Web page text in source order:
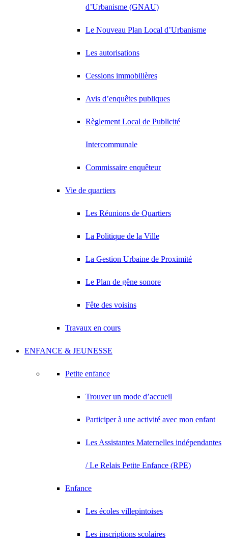
d’Urbanisme (GNAU)
Le Nouveau Plan Local d’Urbanisme
Les autorisations
Cessions immobilières
Avis d’enquêtes publiques
Règlement Local de Publicité
Intercommunale
Commissaire enquêteur
Vie de quartiers
Les Réunions de Quartiers
La Politique de la Ville
La Gestion Urbaine de Proximité
Le Plan de gêne sonore
Fête des voisins
Travaux en cours
ENFANCE & JEUNESSE
Petite enfance
Trouver un mode d’accueil
Participer à une activité avec mon enfant
Les Assistantes Maternelles indépendantes
/ Le Relais Petite Enfance (RPE)
Enfance
Les écoles villepintoises
Les inscriptions scolaires